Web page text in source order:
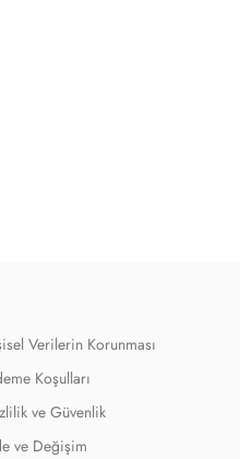
Verilerin Korunması
Koşulları
ve Güvenlik
ve Değişim